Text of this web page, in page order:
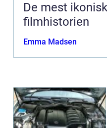
De mest
filmhistorien
Emma Madsen